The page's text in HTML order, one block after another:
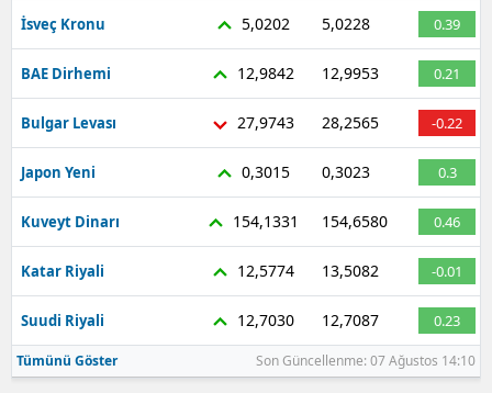
Kırşehir
Kocaeli
Kütahya
Malatya
Manisa
Kahramanmaraş
Mardin
Muğla
İsveç Kronu 5,0202 5,0228 0.39
BAE Dirhemi 12,9842 12,9953 0.21
Bulgar Levası 27,9743 28,2565 -0.22
Japon Yeni 0,3015 0,3023 0.3
Kuveyt Dinarı 154,1331 154,6580 0.46
Katar Riyali 12,5774 13,5082 -0.01
Suudi Riyali 12,7030 12,7087 0.23
Tümünü Göster Son Güncellenme: 07 Ağustos 14:10